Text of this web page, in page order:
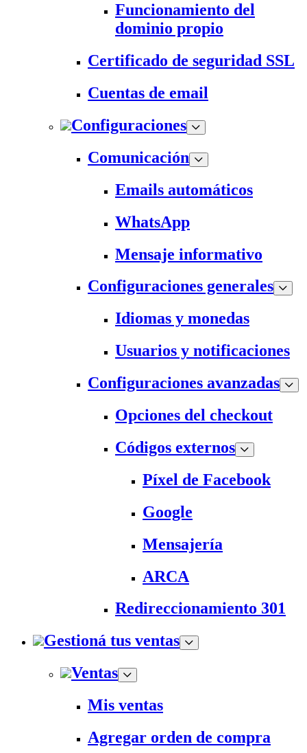
Funcionamiento del
dominio propio
Certificado de seguridad SSL
Cuentas de email
Configuraciones
Comunicación
Emails automáticos
WhatsApp
Mensaje informativo
Configuraciones generales
Idiomas y monedas
Usuarios y notificaciones
Configuraciones avanzadas
Opciones del checkout
Códigos externos
Píxel de Facebook
Google
Mensajería
ARCA
Redireccionamiento 301
Gestioná tus ventas
Ventas
Mis ventas
Agregar orden de compra